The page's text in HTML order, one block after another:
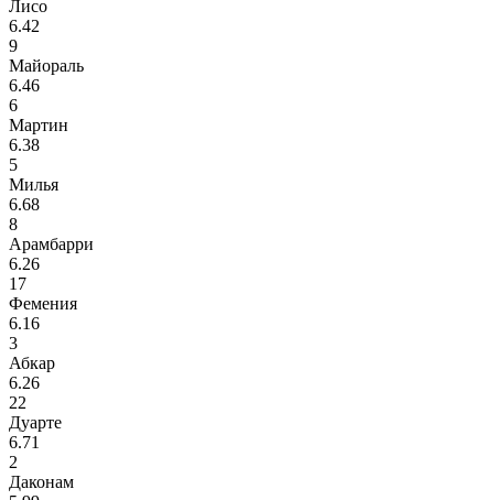
Лисо
6.42
9
Майораль
6.46
6
Мартин
6.38
5
Милья
6.68
8
Арамбарри
6.26
17
Фемения
6.16
3
Абкар
6.26
22
Дуарте
6.71
2
Даконам